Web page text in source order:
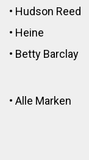
• Hudson Reed
• Heine
• Betty Barclay
• Alle Marken